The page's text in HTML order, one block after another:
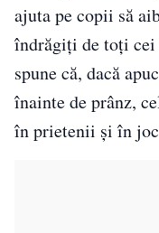
ajuta pe copii să
îndrăgiți de toți cei
spune că, dacă
înainte de prânz,
în prietenii și în